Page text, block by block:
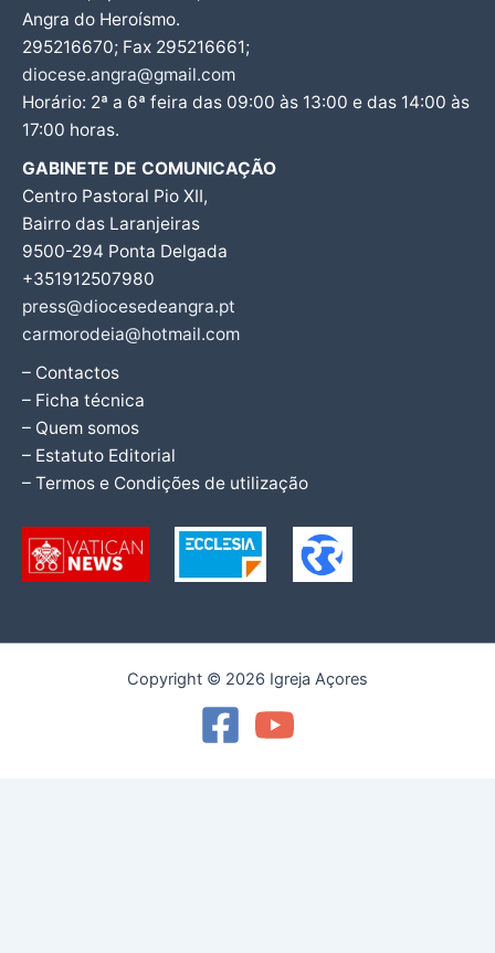
Angra do Heroísmo.
295216670; Fax 295216661;
diocese.angra@gmail.com
Horário: 2ª a 6ª feira das 09:00 às 13:00 e das 14:00 às
17:00 horas.
GABINETE DE COMUNICAÇÃO
Centro Pastoral Pio XII,
Bairro das Laranjeiras
9500-294 Ponta Delgada
+351912507980
press@diocesedeangra.pt
carmorodeia@hotmail.com
– Contactos
– Ficha técnica
– Quem somos
– Estatuto Editorial
– Termos e Condições de utilização
Copyright © 2026 Igreja Açores